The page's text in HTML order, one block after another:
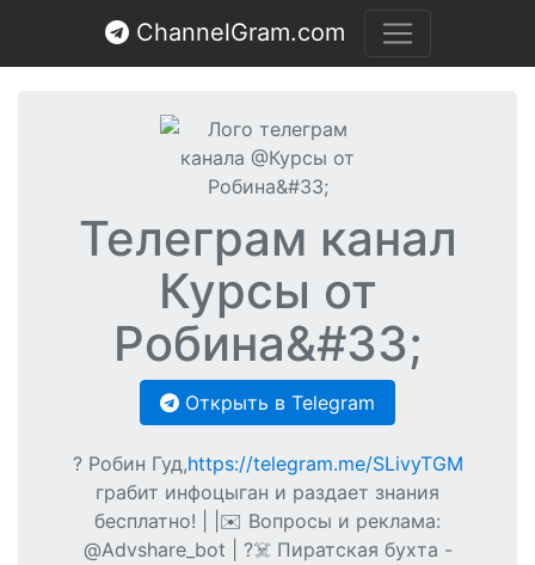
ChannelGram.com
Телеграм канал
Курсы от
Робина&#33;
Открыть в Telegram
? Робин Гуд,https://telegram.me/SLivyTGM
грабит инфоцыган и раздает знания
бесплатно! | |✉️ Вопросы и реклама:
@Advshare_bot | ?‍☠️ Пиратская бухта -